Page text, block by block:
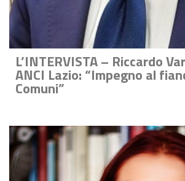
L’INTERVISTA – Riccardo
ANCI Lazio: “Impegno al
Comuni”